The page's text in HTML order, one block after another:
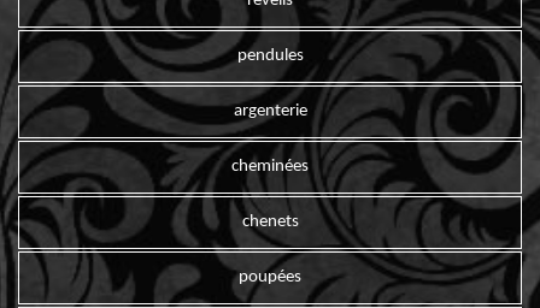
pendules
argenterie
cheminées
chenets
poupées